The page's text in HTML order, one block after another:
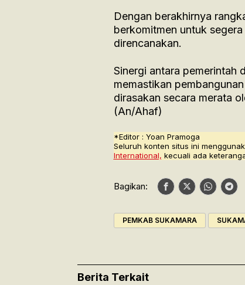
​Dengan berakhirnya
berkomitmen untuk
direncanakan.
Sinergi antara pemerintah
memastikan
dirasakan secara merata
(An/Ahaf)
*Editor : Yoan Pramoga
Seluruh konten situs ini
International, kecuali ada
Bagikan:
PEMKAB SUKAMARA
Berita Terkait